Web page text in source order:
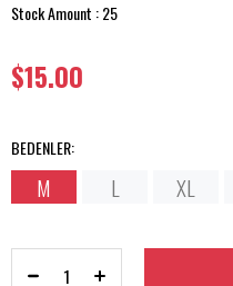
Stock Amount :25
$15.00
BEDENLER:
M L XL